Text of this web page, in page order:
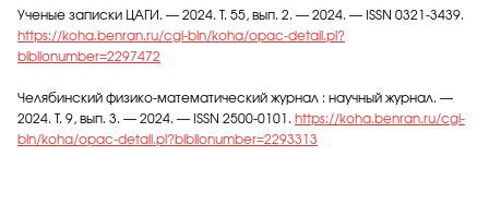
Ученые записки ЦАГИ. — 2024. Т. 55, вып. 2. — 2024. — ISSN 0321-3439.
https://koha.benran.ru/cgi-bin/koha/opac-detail.pl?
biblionumber=2297472
Челябинский физико-математический журнал : научный журнал. —
2024. Т. 9, вып. 3. — 2024. — ISSN 2500-0101. https://koha.benran.ru/cgi-
bin/koha/opac-detail.pl?biblionumber=2293313